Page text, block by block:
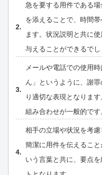
急を要する用件である
を添えることで、時間
ます。状況説明と共に
与えることができるでし
メールや電話での使用
ん」というように、謝
り適切な表現となりま
組み合わせが一般的です
相手の立場や状況を考慮
簡潔に用件を伝えるこ
いう言葉と共に、要点